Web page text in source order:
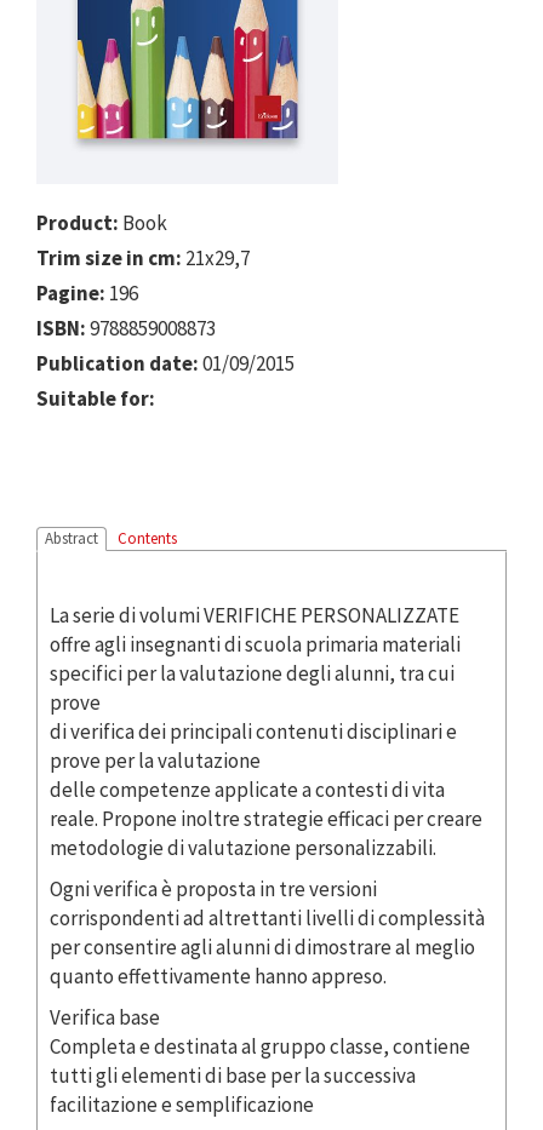
Product: Book
Trim size in cm: 21x29,7
Pagine: 196
ISBN:9788859008873
Publication date:01/09/2015
Suitable for:
Abstract Contents
La serie di volumi VERIFICHE PERSONALIZZATE
offre agli insegnanti di scuola primaria materiali
specifici per la valutazione degli alunni, tra cui
prove
di verifica dei principali contenuti disciplinari e
prove per la valutazione
delle competenze applicate a contesti di vita
reale. Propone inoltre strategie efficaci per creare
metodologie di valutazione personalizzabili.
Ogni verifica è proposta in tre versioni
corrispondenti ad altrettanti livelli di complessità
per consentire agli alunni di dimostrare al meglio
quanto effettivamente hanno appreso.
Verifica base
Completa e destinata al gruppo classe, contiene
tutti gli elementi di base per la successiva
facilitazione e semplificazione